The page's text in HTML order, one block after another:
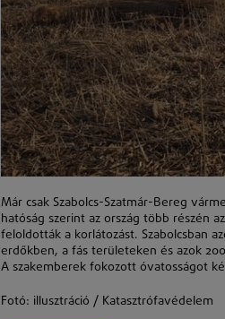
Már csak Szabolcs-Szatmár-Bereg
hatóság szerint az ország több részén
feloldották a korlátozást. Szabolcsban
erdőkben, a fás területeken és azok
A szakemberek fokozott óvatosságot
Fotó: illusztráció / Katasztrófavédelem